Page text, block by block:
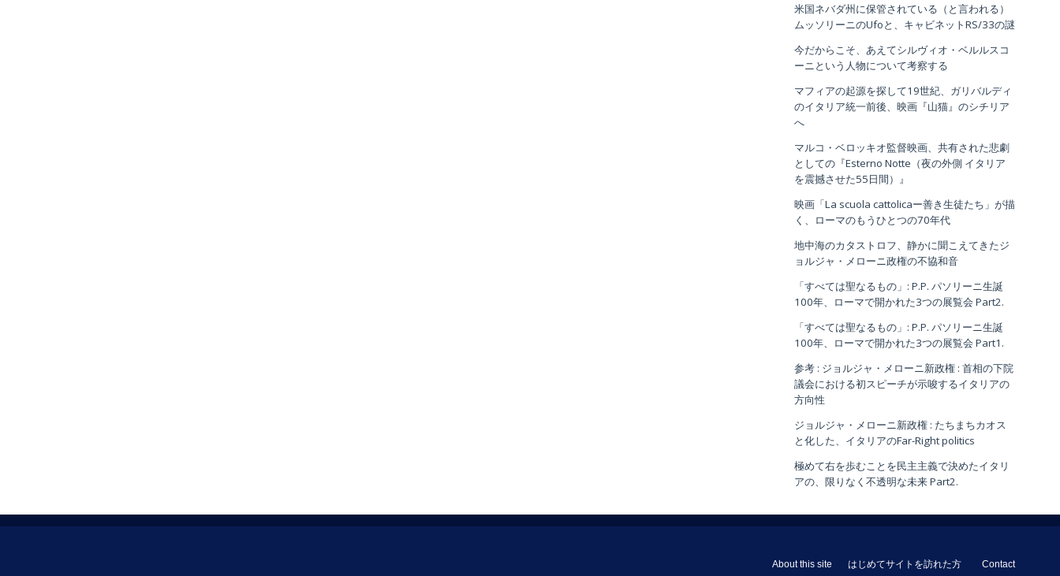
米国ネバダ州に保管されている（と言われる）
ムッソリーニのUfoと、キャビネットRS/33の謎
今だからこそ、あえてシルヴィオ・ベルルスコ
ーニという人物について考察する
マフィアの起源を探して19世紀、ガリバルディ
のイタリア統一前後、映画『山猫』のシチリア
へ
マルコ・ベロッキオ監督映画、共有された悲劇
としての『Esterno Notte（夜の外側 イタリア
を震撼させた55日間）』
映画「La scuola cattolicaー善き生徒たち」が描
く、ローマのもうひとつの70年代
地中海のカタストロフ、静かに聞こえてきたジ
ョルジャ・メローニ政権の不協和音
「すべては聖なるもの」: P.P. パソリーニ生誕
100年、ローマで開かれた3つの展覧会 Part2.
「すべては聖なるもの」: P.P. パソリーニ生誕
100年、ローマで開かれた3つの展覧会 Part1.
参考 : ジョルジャ・メローニ新政権 : 首相の下院
議会における初スピーチが示唆するイタリアの
方向性
ジョルジャ・メローニ新政権 : たちまちカオス
と化した、イタリアのFar-Right politics
極めて右を歩むことを民主主義で決めたイタリ
アの、限りなく不透明な未来 Part2.
About this site
はじめてサイトを訪れた方
Contact